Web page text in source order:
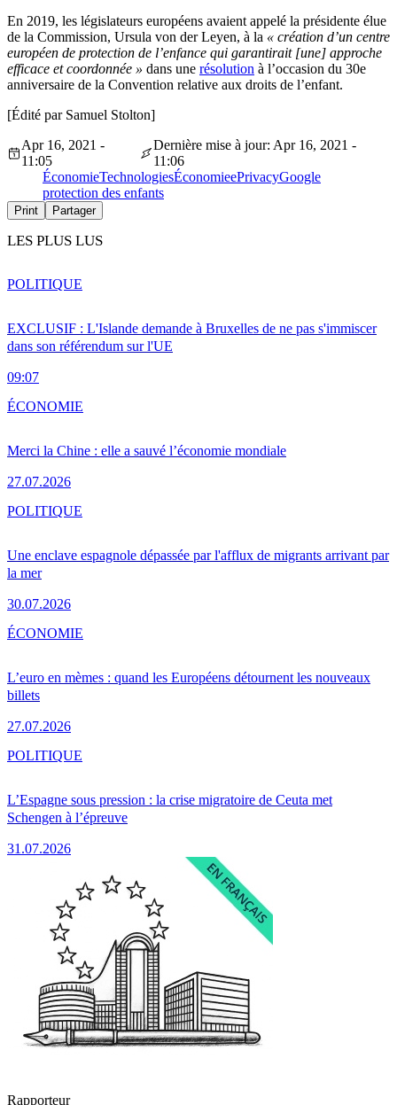
En 2019, les législateurs européens avaient appelé la présidente élue
de la Commission, Ursula von der Leyen, à la « création d’un centre
européen de protection de l’enfance qui garantirait [une] approche
efficace et coordonnée » dans une résolution à l’occasion du 30e
anniversaire de la Convention relative aux droits de l’enfant.
[Édité par Samuel Stolton]
Apr 16, 2021 -
11:05
Dernière mise à jour: Apr 16, 2021 -
11:06
ÉconomieTechnologiesÉconomieePrivacyGoogle
protection des enfants
Print Partager
LES PLUS LUS
EXCLUSIF : L'Islande demande à Bruxelles de ne pas s'immiscer
dans son référendum sur l'UE
09:07
POLITIQUE
Merci la Chine : elle a sauvé l’économie mondiale
27.07.2026
ÉCONOMIE
Une enclave espagnole dépassée par l'afflux de migrants arrivant par
la mer
30.07.2026
POLITIQUE
L’euro en mèmes : quand les Européens détournent les nouveaux
billets
27.07.2026
ÉCONOMIE
L’Espagne sous pression : la crise migratoire de Ceuta met
Schengen à l’épreuve
31.07.2026
POLITIQUE
Rapporteur